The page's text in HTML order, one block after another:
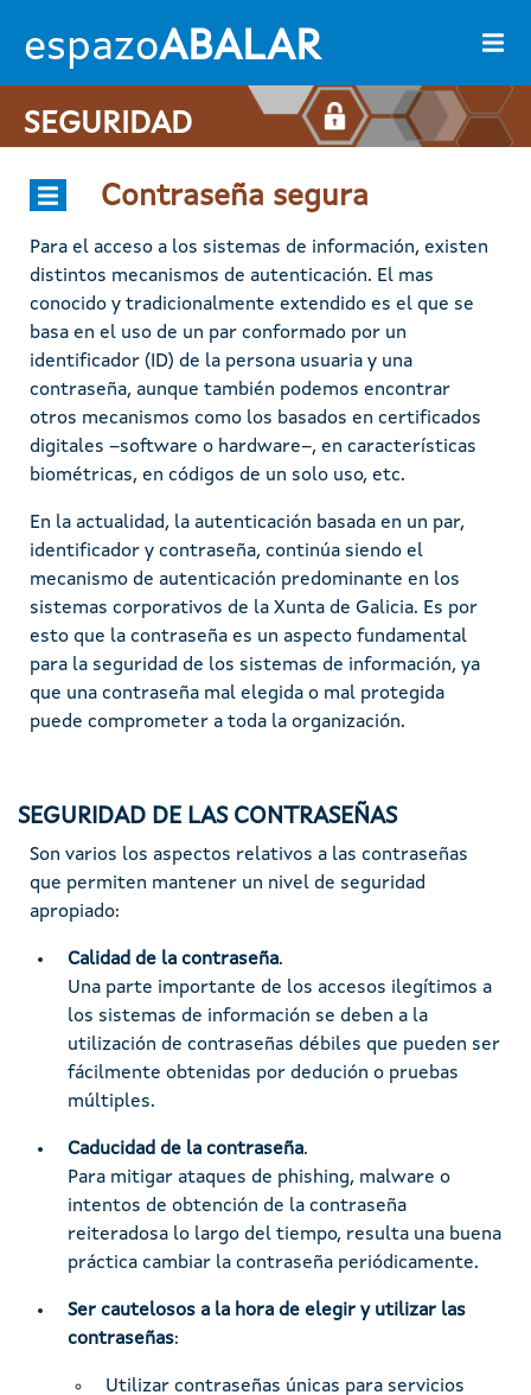
espazoABALAR
SEGURIDAD
Contraseña segura
Para el acceso a los sistemas de información, existen
distintos mecanismos de autenticación. El mas
conocido y tradicionalmente extendido es el que se
basa en el uso de un par conformado por un
identificador (ID) de la persona usuaria y una
contraseña, aunque también podemos encontrar
otros mecanismos como los basados en certificados
digitales –software o hardware–, en características
biométricas, en códigos de un solo uso, etc.
En la actualidad, la autenticación basada en un par,
identificador y contraseña, continúa siendo el
mecanismo de autenticación predominante en los
sistemas corporativos de la Xunta de Galicia. Es por
esto que la contraseña es un aspecto fundamental
para la seguridad de los sistemas de información, ya
que una contraseña mal elegida o mal protegida
puede comprometer a toda la organización.
SEGURIDAD DE LAS CONTRASEÑAS
Son varios los aspectos relativos a las contraseñas
que permiten mantener un nivel de seguridad
apropiado:
Calidad de la contraseña.
Una parte importante de los accesos ilegítimos a
los sistemas de información se deben a la
utilización de contraseñas débiles que pueden ser
fácilmente obtenidas por dedución o pruebas
múltiples.
Caducidad de la contraseña.
Para mitigar ataques de phishing, malware o
intentos de obtención de la contraseña
reiteradosa lo largo del tiempo, resulta una buena
práctica cambiar la contraseña periódicamente.
Ser cautelosos a la hora de elegir y utilizar las
contraseñas:
Utilizar contraseñas únicas para servicios